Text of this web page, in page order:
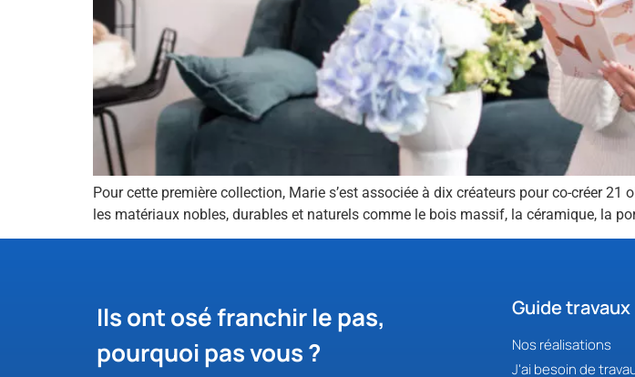
Pour cette première collection, Marie s’est associée à dix créateurs pour co-créer
les matériaux nobles, durables et naturels comme le bois massif, la céramique, la
Ils ont osé franchir le pas,
pourquoi pas vous ?
Guide travaux
Nos réalisations
J'ai besoin de